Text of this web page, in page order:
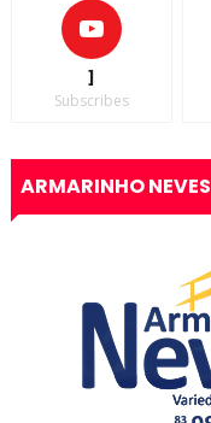
]
Subscribes
ARMARINHO NEVES